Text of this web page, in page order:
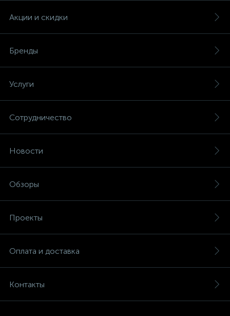
Акции и скидки
Бренды
Услуги
Сотрудничество
Новости
Обзоры
Проекты
Оплата и доставка
Контакты